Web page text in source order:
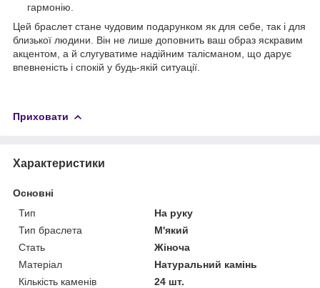
гармонію.
Цей браслет стане чудовим подарунком як для себе, так і для
близької людини. Він не лише доповнить ваш образ яскравим
акцентом, а й слугуватиме надійним талісманом, що дарує
впевненість і спокій у будь-якій ситуації.
Приховати
Характеристики
Основні
Тип
На руку
Тип браслета
М'який
Стать
Жіноча
Матеріал
Натуральний камінь
Кількість каменів
24 шт.